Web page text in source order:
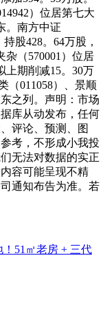
）位居第七大
。南方中证
股428。64万股，
杂（570001）位居
上期削减15。30万
（011058）、景顺
之列。声明：市场
库从动发布，任何
评论、预测、图
考，不形成小我投
无法对数据的实正
容可能呈现不精
通知布告为准。若
51㎡老房 + 三代